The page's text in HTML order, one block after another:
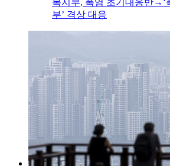
복지부, 폭염 초기대응반→‘
부’ 격상 대응